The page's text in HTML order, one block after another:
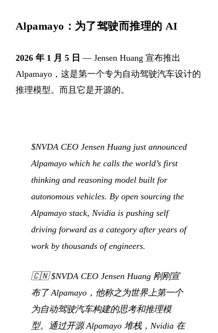
Alpamayo：为了驾驶而推理的 AI
2026 年 1 月 5 日 — Jensen Huang 宣布推出
Alpamayo，这是第一个专为自动驾驶汽车设计的
推理模型。而且它是开源的。
$NVDA CEO Jensen Huang just announced
Alpamayo which he calls the world’s first
thinking and reasoning model built for
autonomous vehicles. By open sourcing the
Alpamayo stack, Nvidia is pushing self
driving forward as a category after years of
work by thousands of engineers.
🇨🇳$NVDA CEO Jensen Huang 刚刚宣
布了 Alpamayo，他称之为世界上第一个
为自动驾驶汽车构建的思考和推理模
型。通过开源 Alpamayo 堆栈，Nvidia 在